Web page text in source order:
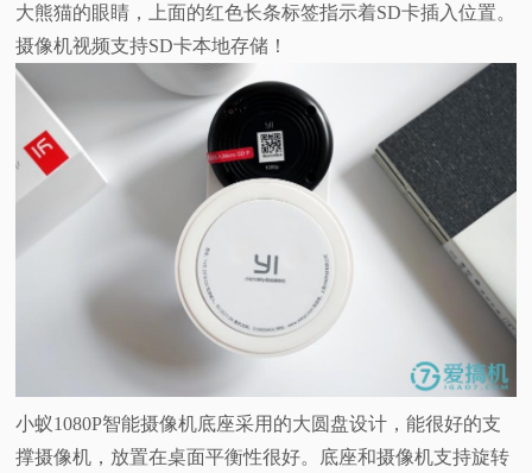
大熊猫的眼睛，上面的红色长条标签指示着SD卡插入位置。
摄像机视频支持SD卡本地存储！
小蚁1080P智能摄像机底座采用的大圆盘设计，能很好的支
撑摄像机，放置在桌面平衡性很好。底座和摄像机支持旋转